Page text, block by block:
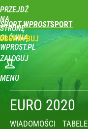
PRZEJDŹ
NA
STRONĘ
GŁÓWNĄ
WPROST.PL
SPORT WPROST
ZALOGUJ
MENU
EURO 2020
WIADOMOŚCI TABELE